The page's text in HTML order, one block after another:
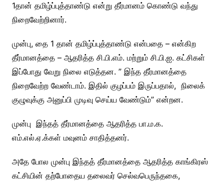
1தான் தமிழ்ப்புத்தாண்டு என்று தீர்மானம் கொண்டு வந்து
நிறைவேற்றினார்.
முன்பு, தை 1 தான் தமிழ்ப்புத்தாண்டு என்பதை – என்கிற
தீர்மானத்தை – ஆதரித்த சி.பி.எம். மற்றும் சி.பி.ஐ. கட்சிகள்
இப்போது வேறு நிலை எடுத்தன. ” இந்த தீர்மானத்தை
நிறைவேற்ற வேண்டாம். இதில் குழப்பம் இருப்பதால், நிலைக்
குழுவுக்கு அனுப்பி முடிவு செய்ய வேண்டும்” என்றன.
முன்பு இந்தத் தீர்மானத்தை ஆதரித்த பா.ம.க.
எம்.எல்.ஏ.க்கள் மவுனம் சாதித்தனர்.
அதே போல முன்பு இந்தத் தீர்மானத்தை ஆதரித்த காங்கிரஸ்
கட்சியின் தற்போதைய தலைவர் செல்வபெருந்தகை,